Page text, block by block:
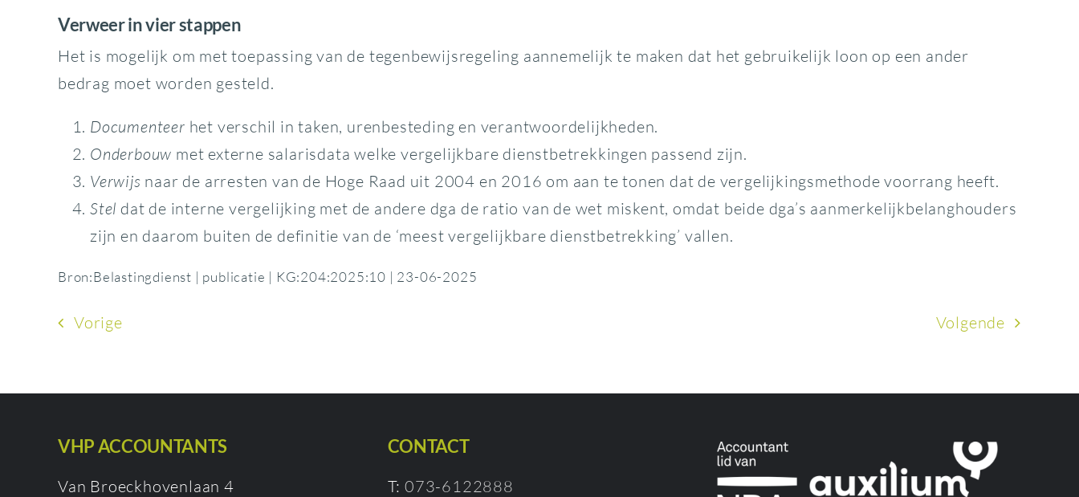
Verweer in vier stappen
Het is mogelijk om met toepassing van de tegenbewijsregeling aannemelijk te maken dat het gebruikelijk loon op een ander
bedrag moet worden gesteld.
Documenteer het verschil in taken, urenbesteding en verantwoordelijkheden.
Onderbouw met externe salarisdata welke vergelijkbare dienstbetrekkingen passend zijn.
Verwijs naar de arresten van de Hoge Raad uit 2004 en 2016 om aan te tonen dat de vergelijkingsmethode voorrang heeft.
Stel dat de interne vergelijking met de andere dga de ratio van de wet miskent, omdat beide dga’s aanmerkelijkbelanghouders
zijn en daarom buiten de definitie van de ‘meest vergelijkbare dienstbetrekking’ vallen.
Bron:Belastingdienst | publicatie | KG:204:2025:10 | 23-06-2025
Vorige Volgende
VHP ACCOUNTANTS
Van Broeckhovenlaan 4
CONTACT
T:073-6122888